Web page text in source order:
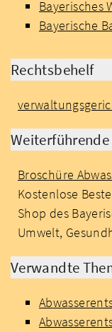
Bayerisches
Bayerische
Rechtsbehelf
Weiterführende
Broschüre
Kostenlose
Shop des
Umwelt,
Verwandte